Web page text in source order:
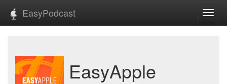
EasyPodcast
EasyApple